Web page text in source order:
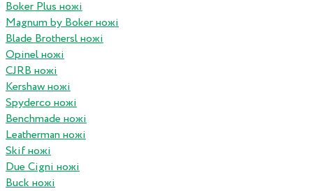
Boker Plus ножі
Magnum by Boker ножі
Blade Brothersl ножі
Opinel ножі
CJRB ножі
Kershaw ножі
Spyderco ножі
Benchmade ножі
Leatherman ножі
Skif ножі
Due Cigni ножі
Buck ножі